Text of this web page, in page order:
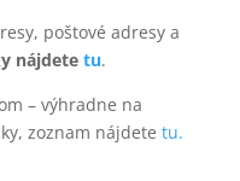
poštové adresy a
nájdete tu.
– výhradne na
zoznam nájdete tu.